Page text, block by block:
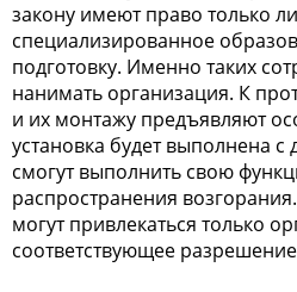
закону имеют право только
специализированное
подготовку. Именно таких
нанимать организация. К
и их монтажу предъявляют
установка будет выполнена
смогут выполнить свою
распространения
могут привлекаться только
соответствующее